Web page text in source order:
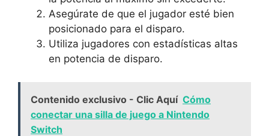
Asegúrate de que el jugador esté bien
posicionado para el disparo.
Utiliza jugadores con estadísticas altas
en potencia de disparo.
Contenido exclusivo - Clic Aquí Cómo
conectar una silla de juego a Nintendo
Switch